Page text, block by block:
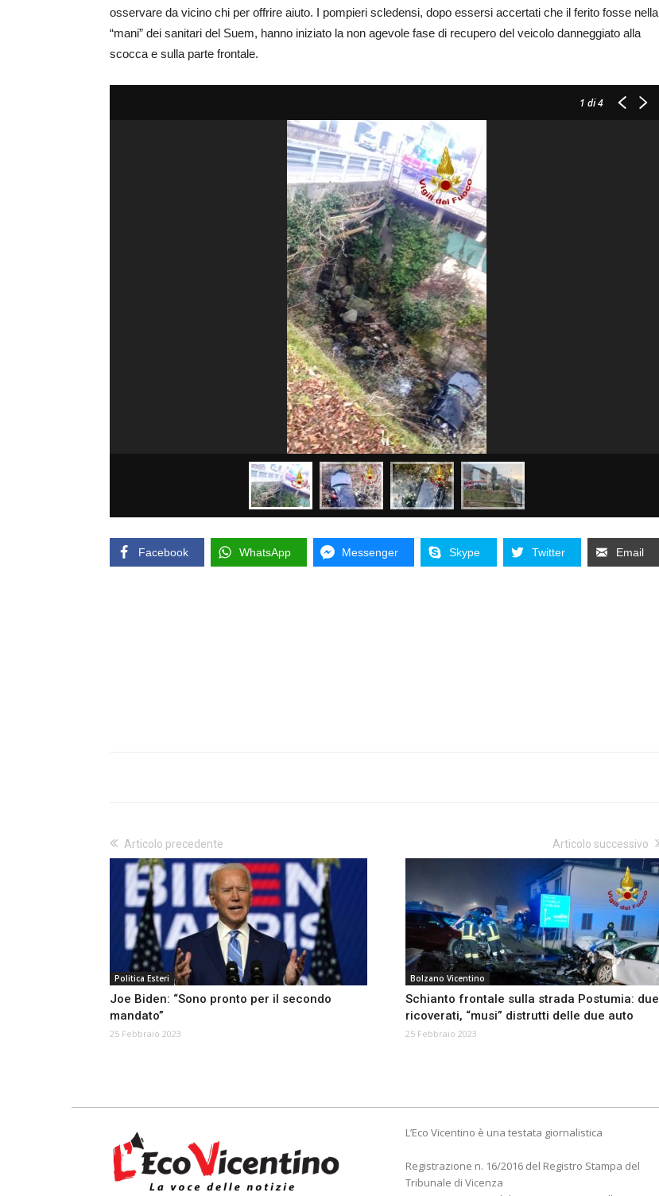
osservare da vicino chi per offrire aiuto. I pompieri scledensi, dopo essersi accertati che il ferito fosse nella
“mani” dei sanitari del Suem, hanno iniziato la non agevole fase di recupero del veicolo danneggiato alla
scocca e sulla parte frontale.
1 di 4
Facebook WhatsApp Messenger Skype Twitter Email
Articolo precedente
Politica Esteri
Joe Biden: “Sono pronto per il secondo
mandato”
25 Febbraio 2023
Articolo successivo
Bolzano Vicentino
Schianto frontale sulla strada Postumia: due
ricoverati, “musi” distrutti delle due auto
25 Febbraio 2023
L’Eco Vicentino è una testata giornalistica
Registrazione n. 16/2016 del Registro Stampa del
Tribunale di Vicenza